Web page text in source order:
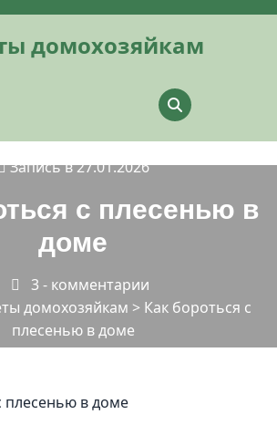
домохозяйкам
Запись в 27.01.2026
с плесенью в
доме
3 - комментарии
домохозяйкам > Как бороться с
плесенью в доме